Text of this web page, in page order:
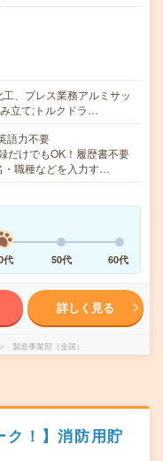
、プレス業務アルミサッ
立て;トルクドラ…
語力不要
だけでもOK！履歴書不要
職種などを入力す…
代 50代 60代
詳しく見る
製造事業部（全国）
ク！】消防用貯